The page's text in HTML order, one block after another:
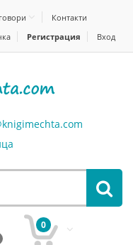
Контакти
Регистрация Вход
knigimechta.com
0